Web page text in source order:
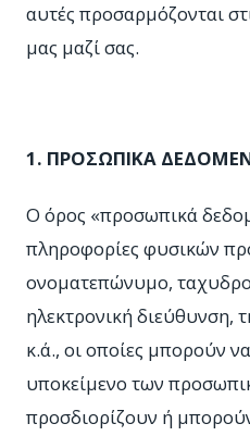
αυτές προσαρμόζονται
μας μαζί σας.
1. ΠΡΟΣΩΠΙΚΑ
Ο όρος «προσωπικά
πληροφορίες φυσικών
ονοματεπώνυμο,
ηλεκτρονική διεύθυνση,
κ.ά., οι οποίες μπορούν
υποκείμενο των
προσδιορίζουν ή